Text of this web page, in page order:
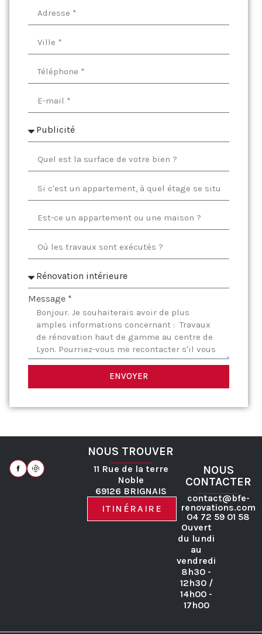
Message *
ENVOYER
NOUS TROUVER
11 Rue de la terre
Noble
69126 BRIGNAIS
ITINÉRAIRE
NOUS
CONTACTER
contact@bfe-
renovations.com
04 72 59 01 58
Ouvert
du lundi
au
vendredi
8h30 -
12h30 /
14h00 -
17h00